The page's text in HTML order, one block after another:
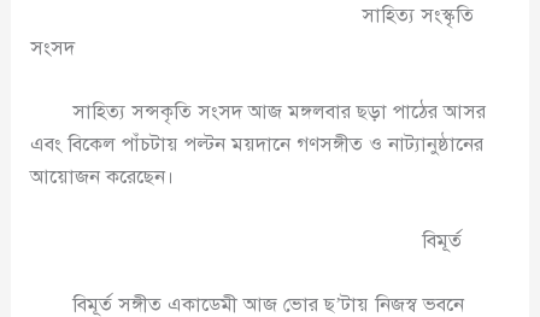
সাহিত্য সংস্কৃতি
সংসদ
সাহিত্য সন্সকৃতি সংসদ আজ মঙ্গলবার ছড়া পাঠের আসর
এবং বিকেল পাঁচটায় পল্টন ময়দানে গণসঙ্গীত ও নাট্যানুষ্ঠানের
আয়োজন করেছেন।
বিমূর্ত
বিমূর্ত সঙ্গীত একাডেমী আজ ভোর ছ’টায় নিজস্ব ভবনে